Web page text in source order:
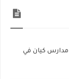
كيان في